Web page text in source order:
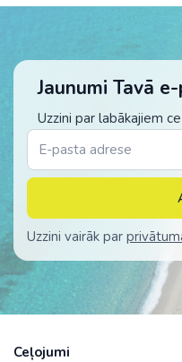
Jaunumi Tavā
Uzzini par labākajiem
Uzzini vairāk par
Ceļojumi